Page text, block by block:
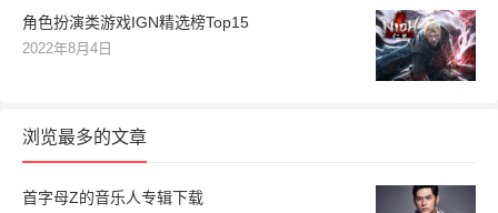
角色扮演类游戏IGN精选榜Top15
2022年8月4日
浏览最多的文章
首字母Z的音乐人专辑下载